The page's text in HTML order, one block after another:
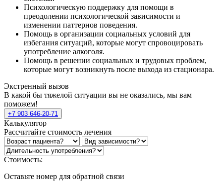
Психологическую поддержку для помощи в
преодолении психологической зависимости и
изменении паттернов поведения.
Помощь в организации социальных условий для
избегания ситуаций, которые могут спровоцировать
употребление алкоголя.
Помощь в решении социальных и трудовых проблем,
которые могут возникнуть после выхода из стационара.
Экстренный вызов
В какой бы тяжелой ситуации вы не оказались, мы вам
поможем!
+7 903 646-20-71
Калькулятор
Рассчитайте стоимость лечения
Стоимость:
Оставьте номер для обратной связи